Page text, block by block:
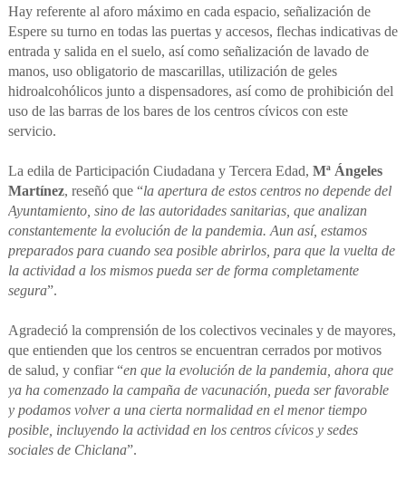
Hay referente al aforo máximo en cada espacio, señalización de
Espere su turno en todas las puertas y accesos, flechas indicativas de
entrada y salida en el suelo, así como señalización de lavado de
manos, uso obligatorio de mascarillas, utilización de geles
hidroalcohólicos junto a dispensadores, así como de prohibición del
uso de las barras de los bares de los centros cívicos con este
servicio.
La edila de Participación Ciudadana y Tercera Edad, Mª Ángeles
Martínez, reseñó que “la apertura de estos centros no depende del
Ayuntamiento, sino de las autoridades sanitarias, que analizan
constantemente la evolución de la pandemia. Aun así, estamos
preparados para cuando sea posible abrirlos, para que la vuelta de
la actividad a los mismos pueda ser de forma completamente
segura”.
Agradeció la comprensión de los colectivos vecinales y de mayores,
que entienden que los centros se encuentran cerrados por motivos
de salud, y confiar “en que la evolución de la pandemia, ahora que
ya ha comenzado la campaña de vacunación, pueda ser favorable
y podamos volver a una cierta normalidad en el menor tiempo
posible, incluyendo la actividad en los centros cívicos y sedes
sociales de Chiclana”.